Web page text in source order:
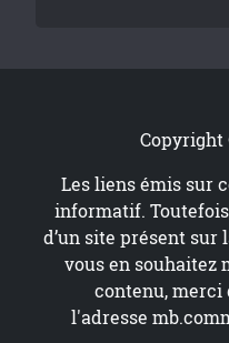
Copyright
Les liens émis sur
informatif.
d’un site présent sur
vous en souhaitez
contenu, merci
l'adresse